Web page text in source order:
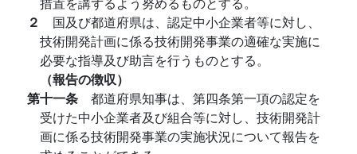
２ 国及び都道府県は、認定中小企業者等に対し、
技術開発計画に係る技術開発事業の適確な実施に
必要な指導及び助言を行うものとする。
（報告の徴収）
第十一条 都道府県知事は、第四条第一項の認定を
受けた中小企業者及び組合等に対し、技術開発計
画に係る技術開発事業の実施状況について報告を